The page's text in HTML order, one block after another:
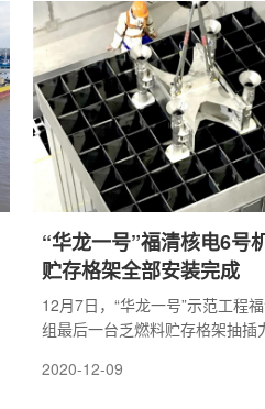
“华龙一号”福清核电6号
贮存格架全部安装完成
12月7日，“华龙一号”示范工程
组最后一台乏燃料贮存格架抽插
为燃料进场里程碑如期实现提供
2020-12-09